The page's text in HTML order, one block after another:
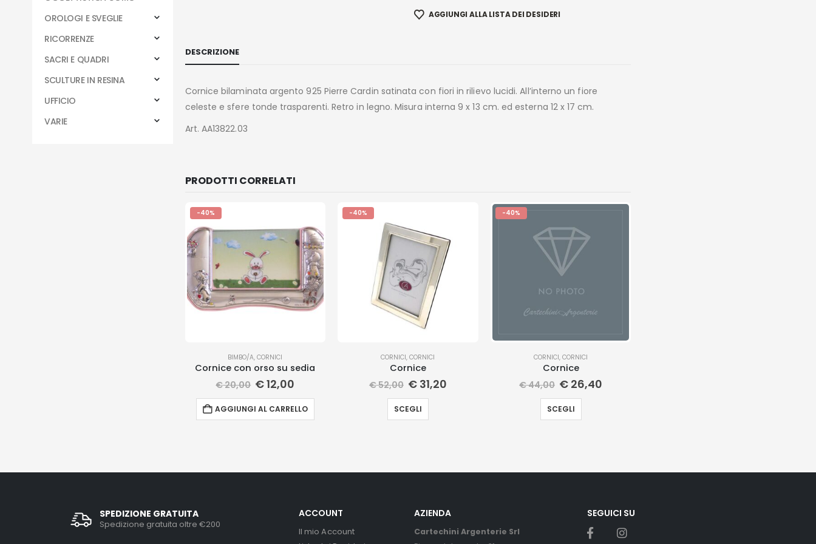
AGGIUNGI ALLA LISTA DEI DESIDERI
DESCRIZIONE
Cornice bilaminata argento 925 Pierre Cardin satinata con fiori in rilievo lucidi. All’interno un fiore
celeste e sfere tonde trasparenti. Retro in legno. Misura interna 9 x 13 cm. ed esterna 12 x 17 cm.
Art. AA13822.03
PRODOTTI CORRELATI
-40%
BIMBO/A,CORNICI
Cornice con orso su sedia
€20,00 €12,00
AGGIUNGI AL CARRELLO
-40%
CORNICI,CORNICI
Cornice
€52,00 € 31,20
SCEGLI
-40%
CORNICI,CORNICI
Cornice
€44,00 € 26,40
SCEGLI
OROLOGI E SVEGLIE
RICORRENZE
SACRI E QUADRI
SCULTURE IN RESINA
UFFICIO
VARIE
SPEDIZIONE GRATUITA
Spedizione gratuita oltre €200
ACCOUNT
Il mio Account
AZIENDA
Cartechini Argenterie Srl
SEGUICI SU